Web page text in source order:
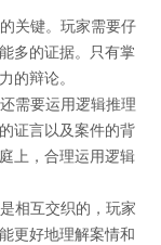
关键。玩家需要仔
多的证据。只有掌
的辩论。
需要运用逻辑推理
证言以及案件的背
上，合理运用逻辑
相互交织的，玩家
更好地理解案情和